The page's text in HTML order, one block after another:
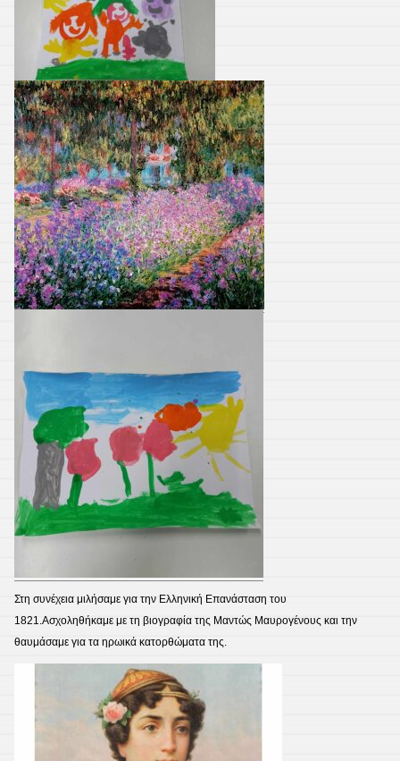
Στη συνέχεια μιλήσαμε για την Ελληνική Επανάσταση του
1821.Ασχοληθήκαμε με τη βιογραφία της Μαντώς Μαυρογένους και την
θαυμάσαμε για τα ηρωικά κατορθώματα της.